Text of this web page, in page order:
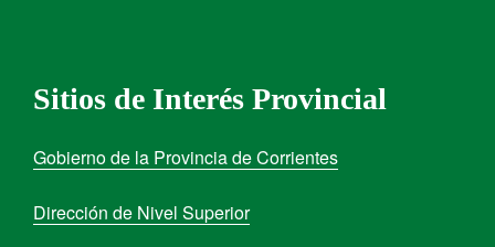
Sitios de Interés Provincial
Gobierno de la Provincia de Corrientes
Dirección de Nivel Superior